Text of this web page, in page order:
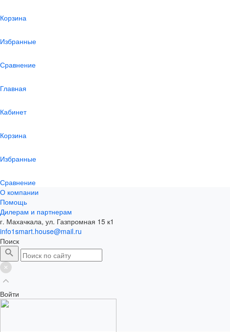
Корзина
Избранные
Сравнение
Главная
Кабинет
Корзина
Избранные
Сравнение
О компании
Помощь
Дилерам и партнерам
г. Махачкала, ул. Газпромная 15 к1
info1smart.house@mail.ru
Поиск
Войти